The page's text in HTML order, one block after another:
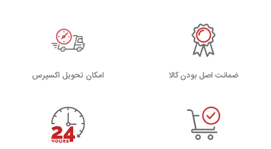
ضمانت اصل بودن کالا اﻣﮑﺎن ﺗﺤﻮﯾﻞ اﮐﺴﭙﺮس